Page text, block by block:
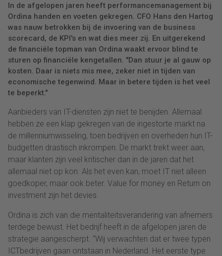
In de afgelopen jaren heeft performancemanagement bij
Ordina handen en voeten gekregen. CFO Hans den Hartog
was nauw betrokken bij de invoering van de business
scorecard, de KPI's en wat dies meer zij. En uitgerekend
de financiële topman van Ordina waakt ervoor blind te
sturen op financiële kengetallen. "Dan stuur je al gauw op
kosten. Daar is niets mis mee, zeker niet in tijden van
economische tegenwind. Maar in betere tijden is het veel
te beperkt."
Aanbieders van IT-diensten zijn niet te benijden. Allemaal
hebben ze een klap gekregen van de ingestorte markt na
de millenniumwisseling, toen bedrijven en overheden hun IT-
budgetten drastisch inkrompen. De markt trekt weer aan,
maar klanten zijn veel kritischer dan in de jaren dat het
allemaal niet op kon. Als het even kan, moet IT niet alleen
goedkoper, maar ook beter. Value for money en Return on
investment zijn het devies.
Ordina is zich van die mentaliteitsverandering van afnemers
terdege bewust. Het bedrijf heeft in de afgelopen jaren de
strategie aangescherpt. “Wij verwachten dat er twee typen
ICTbedrijven gaan ontstaan in Nederland. Het eerste type